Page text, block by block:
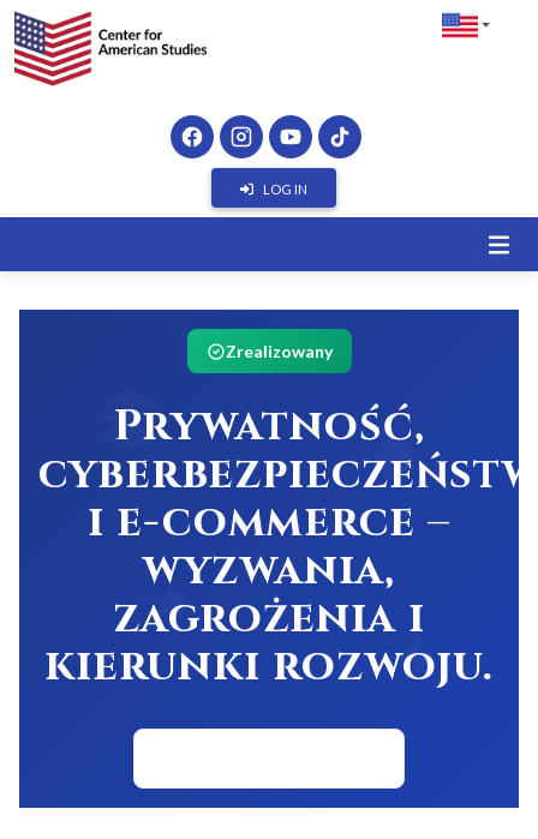
LOG IN
Zrealizowany
Prywatność,
i e-commerce –
wyzwania,
zagrożenia i
kierunki rozwoju.